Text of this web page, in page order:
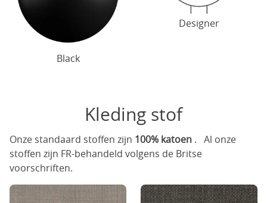
Black
Designer
Kleding stof
Onze standaard stoffen zijn 100% katoen . Al onze
stoffen zijn FR-behandeld volgens de Britse
voorschriften.